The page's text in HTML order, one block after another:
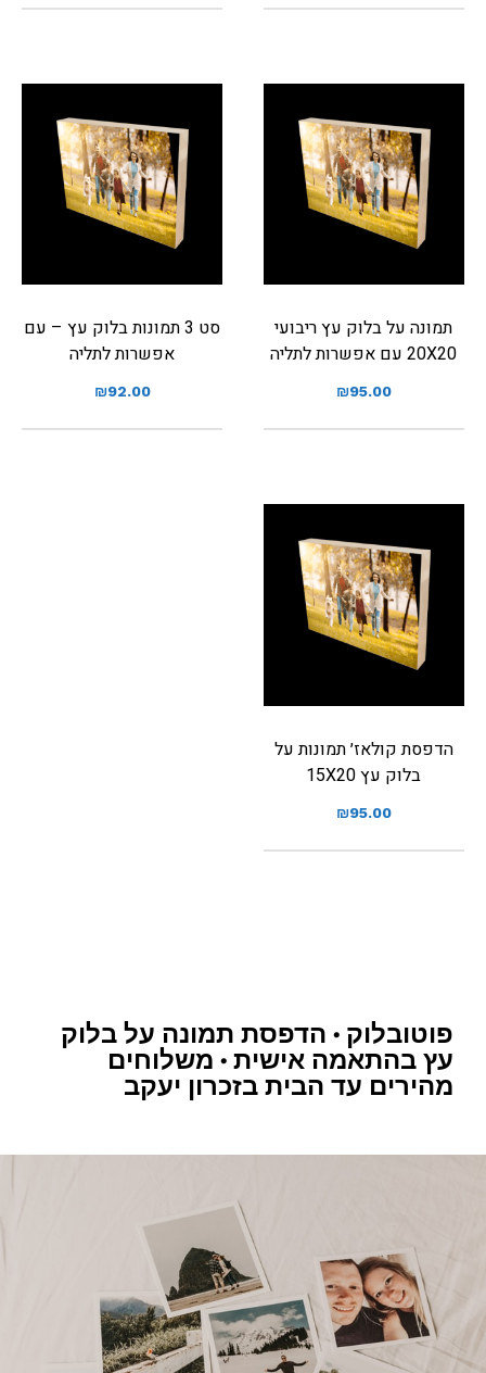
תמונה על בלוק עץ ריבועי
20X20 עם אפשרות לתליה
₪95.00
סט 3 תמונות בלוק עץ – עם
אפשרות לתליה
₪92.00
הדפסת קולאז׳ תמונות על
בלוק עץ 15X20
₪95.00
פוטובלוק • הדפסת תמונה על בלוק
עץ בהתאמה אישית • משלוחים
מהירים עד הבית בזכרון יעקב